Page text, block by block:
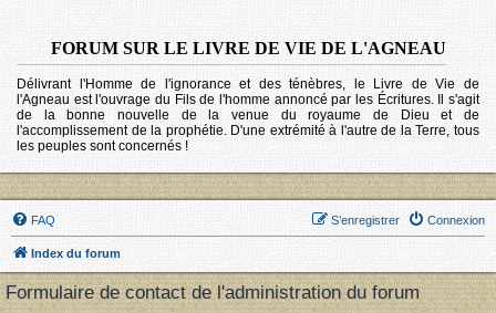
FORUM SUR LE LIVRE DE VIE DE L'AGNEAU
Délivrant l'Homme de l'ignorance et des ténèbres, le Livre de Vie de
l'Agneau est l'ouvrage du Fils de l'homme annoncé par les Écritures. Il s'agit
de la bonne nouvelle de la venue du royaume de Dieu et de
l'accomplissement de la prophétie. D'une extrémité à l'autre de la Terre, tous
les peuples sont concernés !
FAQ Connexion
S’enregistrer
Index du forum
Formulaire de contact de l'administration du forum